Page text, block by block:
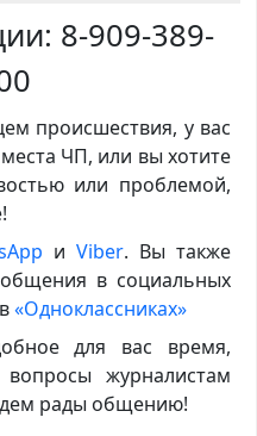
8-909-389-
происшествия, у вас
ЧП, или вы хотите
или проблемой,
иViber. Вы также
в социальных
«Одноклассниках»
для вас время,
журналистам
рады общению!